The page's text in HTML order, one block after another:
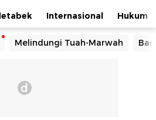
Internasional Hukum
Melindungi Tuah-Marwah